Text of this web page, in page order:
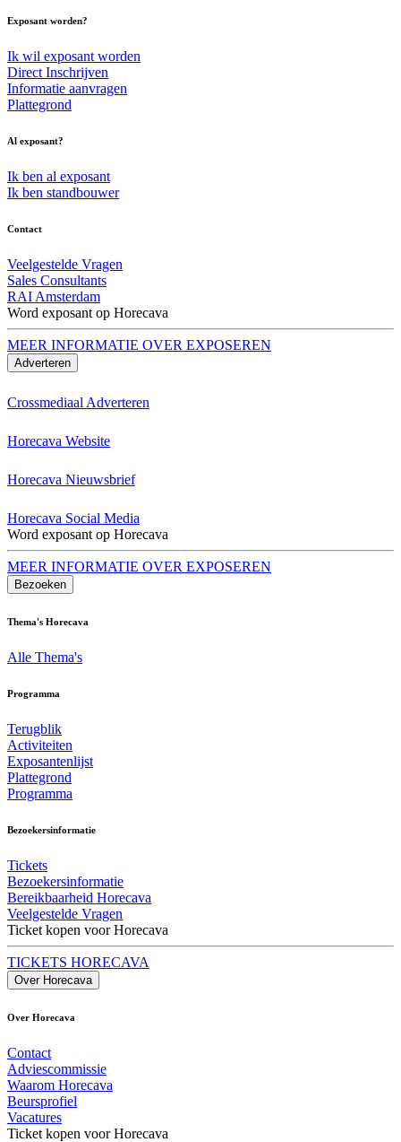
Exposant worden?
Ik wil exposant worden
Direct Inschrijven
Informatie aanvragen
Plattegrond
Al exposant?
Ik ben al exposant
Ik ben standbouwer
Contact
Veelgestelde Vragen
Sales Consultants
RAI Amsterdam
Word exposant op Horecava
MEER INFORMATIE OVER EXPOSEREN
Adverteren
Crossmediaal Adverteren
Horecava Website
Horecava Nieuwsbrief
Horecava Social Media
Word exposant op Horecava
MEER INFORMATIE OVER EXPOSEREN
Bezoeken
Thema's Horecava
Alle Thema's
Programma
Terugblik
Activiteiten
Exposantenlijst
Plattegrond
Programma
Bezoekersinformatie
Tickets
Bezoekersinformatie
Bereikbaarheid Horecava
Veelgestelde Vragen
Ticket kopen voor Horecava
TICKETS HORECAVA
Over Horecava
Over Horecava
Contact
Adviescommissie
Waarom Horecava
Beursprofiel
Vacatures
Ticket kopen voor Horecava